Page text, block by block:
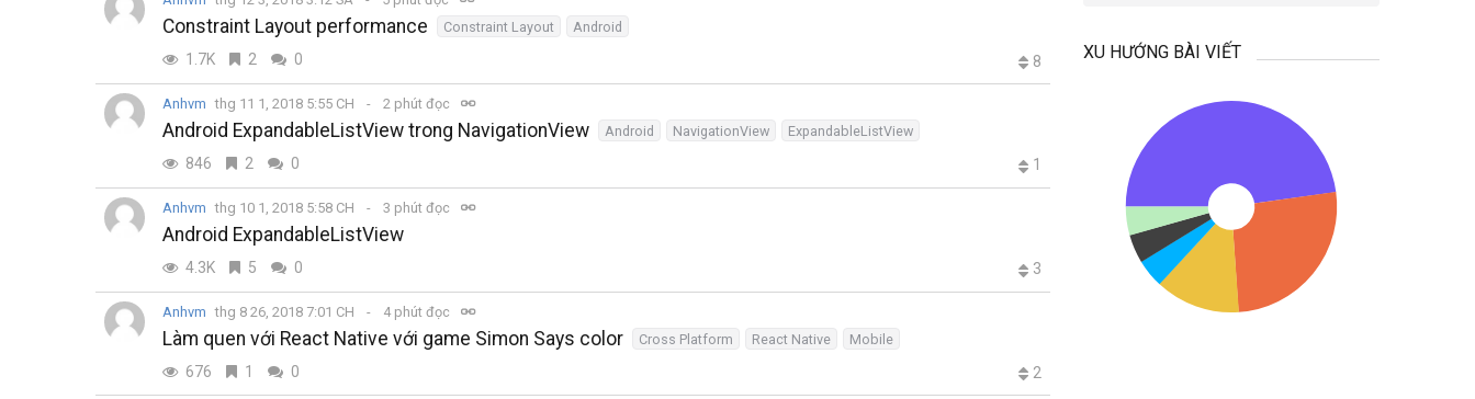
Constraint Layout performance Constraint Layout Android
1.7K 2 0 8
Anhvm thg 11 1, 2018 5:55 CH 2 phút đọc
Android ExpandableListView trong NavigationView Android NavigationView ExpandableListView
846 2 0 1
Anhvm thg 10 1, 2018 5:58 CH 3 phút đọc
Android ExpandableListView
4.3K 5 0 3
Anhvm thg 8 26, 2018 7:01 CH 4 phút đọc
Làm quen với React Native với game Simon Says color Cross Platform React Native Mobile
676 1 0 2
XU HƯỚNG BÀI VIẾT